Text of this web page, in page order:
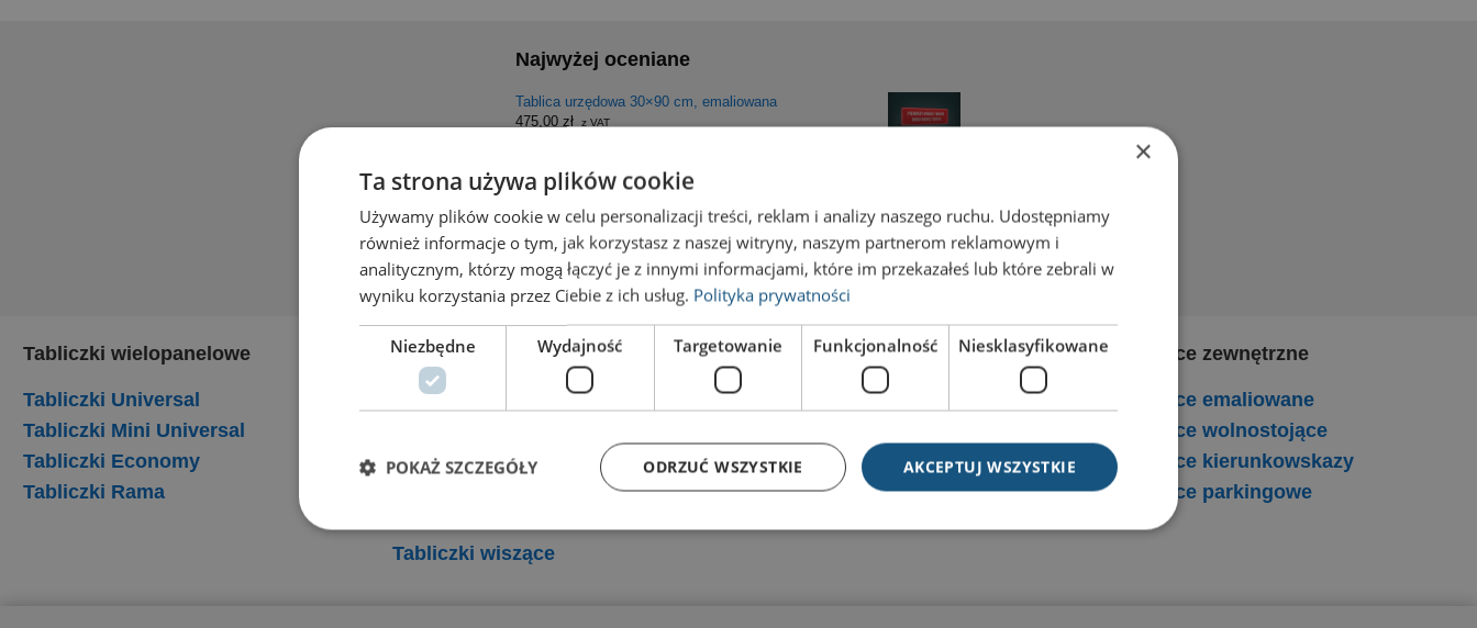
Najwyżej oceniane
Tablica urzędowa 30×90 cm, emaliowana
475,00 zł z VAT
Tabliczka przydrzwiowa Universal U21-3-31W
87,46zł z VAT
Tabliczka przydrzwiowa Universal U21-2-31W
66,19zł z VAT
Tabliczki wielopanelowe
Tabliczki Universal
Tabliczki Mini Universal
Tabliczki Economy
Tabliczki Rama
Tabliczki jednopanelowe
Tabliczki Kolebkowe
Tabliczki quick-change
Tabliczki wiszące
Tablice ścienne
Tablice wielopanelowe
suchościeralne
Tablice zewnętrzne
Tablice emaliowane
Tablice wolnostojące
Tablice kierunkowskazy
Tablice parkingowe
×
Ta strona używa plików cookie
Używamy plików cookie w celu personalizacji treści, reklam i analizy naszego ruchu. Udostępniamy
również informacje o tym, jak korzystasz z naszej witryny, naszym partnerom reklamowym i
analitycznym, którzy mogą łączyć je z innymi informacjami, które im przekazałeś lub które zebrali w
wyniku korzystania przez Ciebie z ich usług. Polityka prywatności
Niezbędne Wydajność Targetowanie Funkcjonalność Niesklasyfikowane
AKCEPTUJ WSZYSTKIE
ODRZUĆ WSZYSTKIE
POKAŻ SZCZEGÓŁY